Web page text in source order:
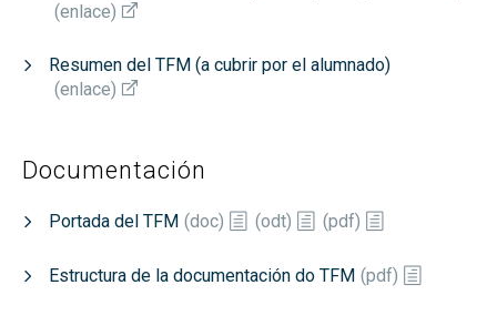
(enlace)
Resumen del TFM (a cubrir por el alumnado)
(enlace)
Documentación
Portada del TFM (doc) (odt) (pdf)
Estructura de la documentación do TFM (pdf)